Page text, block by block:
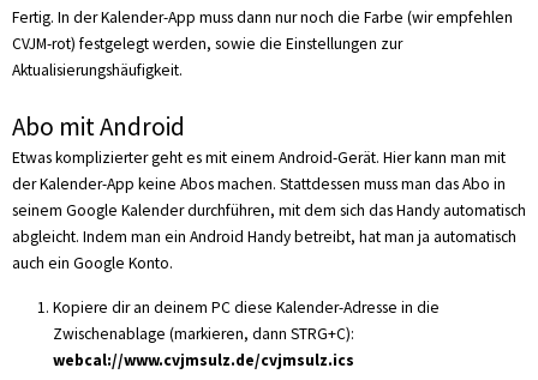
Fertig. In der Kalender-App muss dann nur noch die Farbe (wir empfehlen
CVJM-rot) festgelegt werden, sowie die Einstellungen zur
Aktualisierungshäufigkeit.
Abo mit Android
Etwas komplizierter geht es mit einem Android-Gerät. Hier kann man mit
der Kalender-App keine Abos machen. Stattdessen muss man das Abo in
seinem Google Kalender durchführen, mit dem sich das Handy automatisch
abgleicht. Indem man ein Android Handy betreibt, hat man ja automatisch
auch ein Google Konto.
Kopiere dir an deinem PC diese Kalender-Adresse in die
Zwischenablage (markieren, dann STRG+C):
webcal://www.cvjmsulz.de/cvjmsulz.ics